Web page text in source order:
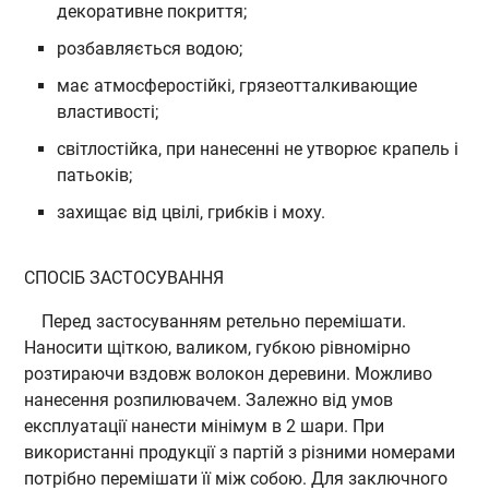
декоративне покриття;
розбавляється водою;
має атмосферостійкі, грязеотталкивающие
властивості;
світлостійка, при нанесенні не утворює крапель і
патьоків;
захищає від цвілі, грибків і моху.
СПОСІБ ЗАСТОСУВАННЯ
Перед застосуванням ретельно перемішати.
Наносити щіткою, валиком, губкою рівномірно
розтираючи вздовж волокон деревини. Можливо
нанесення розпилювачем. Залежно від умов
експлуатації нанести мінімум в 2 шари. При
використанні продукції з партій з різними номерами
потрібно перемішати її між собою. Для заключного